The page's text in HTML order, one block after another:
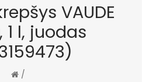
VAUDE
1 l, juodas
/